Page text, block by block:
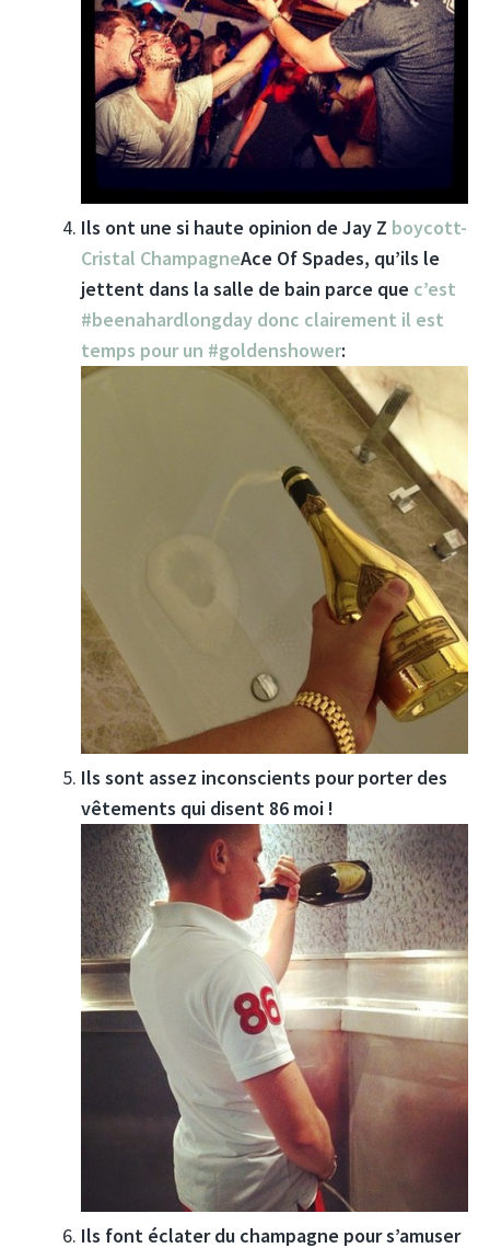
Ils ont une si haute opinion de Jay Z boycott-
Cristal ChampagneAce Of Spades, qu’ils le
jettent dans la salle de bain parce que c’est
#beenahardlongday donc clairement il est
temps pour un #goldenshower:
Ils sont assez inconscients pour porter des
vêtements qui disent 86 moi !
Ils font éclater du champagne pour s’amuser